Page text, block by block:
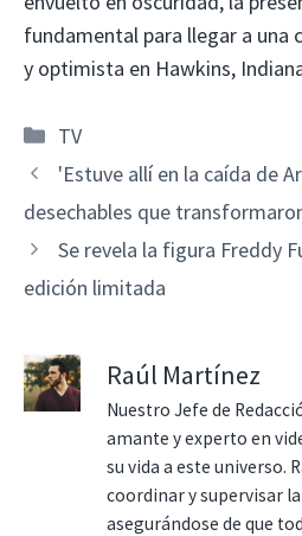
fundamental para llegar a una
y optimista en Hawkins,
Categorías
TV
'Estuve allí en la caída de
desechables que
Se revela la figura Freddy
edición limitada
Raúl Martínez
Nuestro Jefe de
amante y experto en
su vida a este universo.
coordinar y supervisar
asegurándose de que